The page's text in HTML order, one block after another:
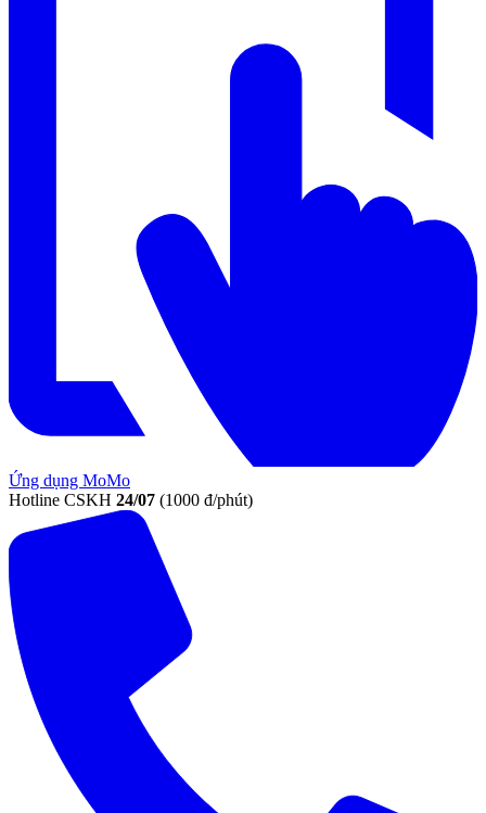
Ứng dụng MoMo
Hotline CSKH 24/07 (1000 đ/phút)